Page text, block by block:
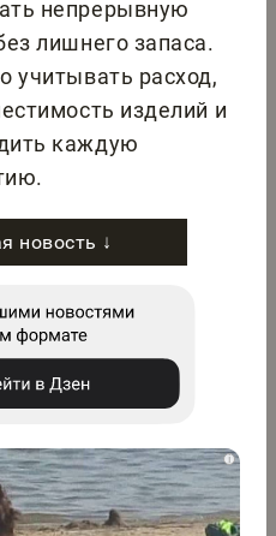
непрерывную
лишнего запаса.
учитывать расход,
изделий и
каждую
новость ↓
i